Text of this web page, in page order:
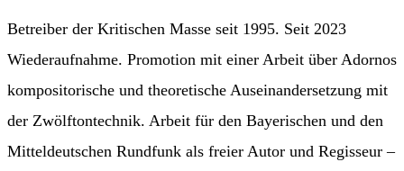
Betreiber der Kritischen Masse seit 1995. Seit 2023
Wiederaufnahme. Promotion mit einer Arbeit über Adornos
kompositorische und theoretische Auseinandersetzung mit
der Zwölftontechnik. Arbeit für den Bayerischen und den
Mitteldeutschen Rundfunk als freier Autor und Regisseur –